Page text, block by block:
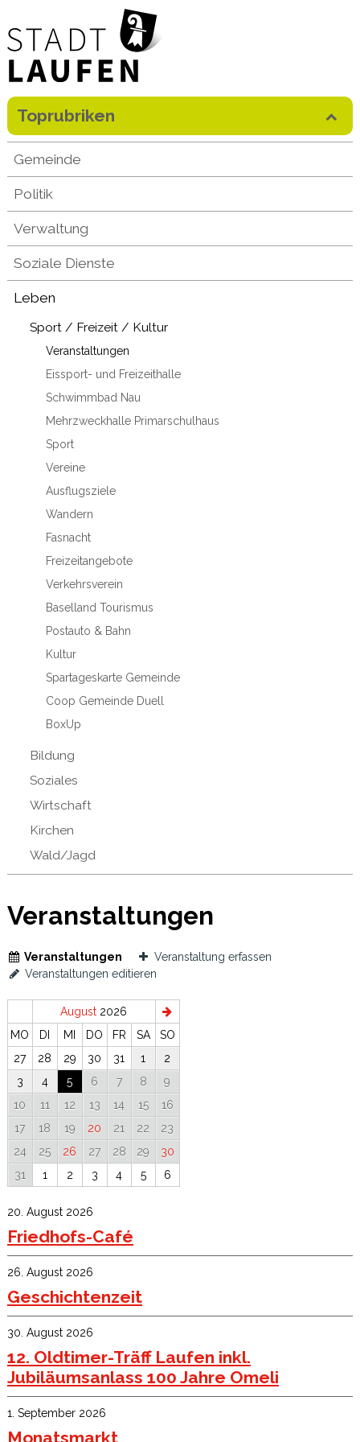
Direkt zum Inhalt springen
Mobilenavigation
Gemeinde
Politik
Verwaltung
Soziale Dienste
Leben
Sport / Freizeit / Kultur
Veranstaltungen
Eissport- und Freizeithalle
Schwimmbad Nau
Mehrzweckhalle Primarschulhaus
Sport
Vereine
Ausflugsziele
Wandern
Fasnacht
Freizeitangebote
Verkehrsverein
Baselland Tourismus
Postauto & Bahn
Kultur
Spartageskarte Gemeinde
Coop Gemeinde Duell
BoxUp
Bildung
Soziales
Wirtschaft
Kirchen
Wald/Jagd
Toprubriken
Veranstaltungen
Veranstaltungen
Veranstaltung erfassen
Veranstaltungen editieren
August 2026
MO
DI MI DO FR SA
SO
27
28 29 30 31 1
2
3
4 5 6 7 8
9
10
11 12 13 14 15
16
17
18 19 20 21 22
23
24
25 26 27 28 29
30
31
1 2 3 4 5 6
20. August 2026
Friedhofs-Café
26. August 2026
Geschichtenzeit
30. August 2026
12. Oldtimer-Träff Laufen inkl.
Jubiläumsanlass 100 Jahre Omeli
1. September 2026
Monatsmarkt